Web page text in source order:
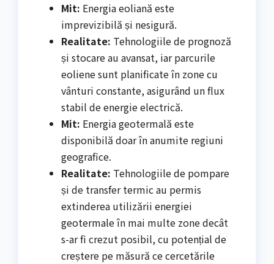
Mit: Energia eoliană este
imprevizibilă și nesigură.
Realitate: Tehnologiile de prognoză
și stocare au avansat, iar parcurile
eoliene sunt planificate în zone cu
vânturi constante, asigurând un flux
stabil de energie electrică.
Mit: Energia geotermală este
disponibilă doar în anumite regiuni
geografice.
Realitate: Tehnologiile de pompare
și de transfer termic au permis
extinderea utilizării energiei
geotermale în mai multe zone decât
s-ar fi crezut posibil, cu potențial de
creștere pe măsură ce cercetările